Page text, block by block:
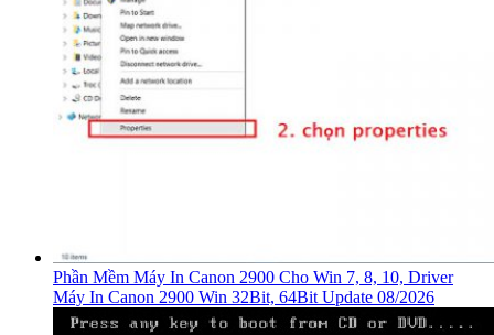
Phần Mềm Máy In Canon 2900 Cho Win 7, 8, 10, Driver
Máy In Canon 2900 Win 32Bit, 64Bit Update 08/2026